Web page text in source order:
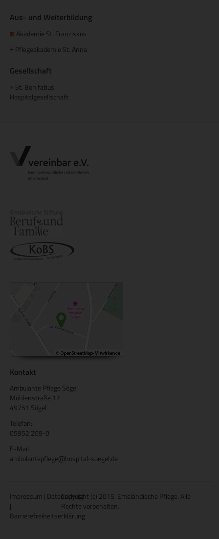
Aus- und Weiterbildung
Akademie St. Franziskus
+ Pflegeakademie St. Anna
Gesellschaft
St. Bonifatius
Hospitalgesellschaft
Kontakt
Ambulante Pflege Sögel
Mühlenstraße 17
49751 Sögel
Telefon:
05952 209-0
E-Mail
ambulantepflege@hospital-soegel.de
Impressum | Datenschutz
|
Barrierefreiheitserklärung
Copyright (c) 2015. Emsländische Pflege. Alle
Rechte vorbehalten.